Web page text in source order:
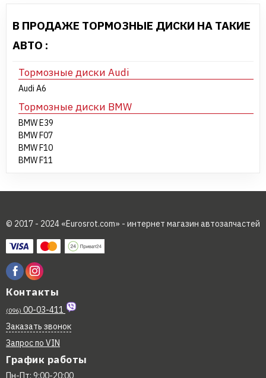
В ПРОДАЖЕ ТОРМОЗНЫЕ ДИСКИ НА ТАКИЕ
АВТО :
Тормозные диски Audi
Audi A6
Тормозные диски BMW
BMW E39
BMW F07
BMW F10
BMW F11
© 2017 - 2024 «Eurosrot.com» - интернет магазин автозапчастей
Контакты
(096) 00-03-411
Заказать звонок
Запрос по VIN
График работы
Пн-Пт: 9:00-20:00